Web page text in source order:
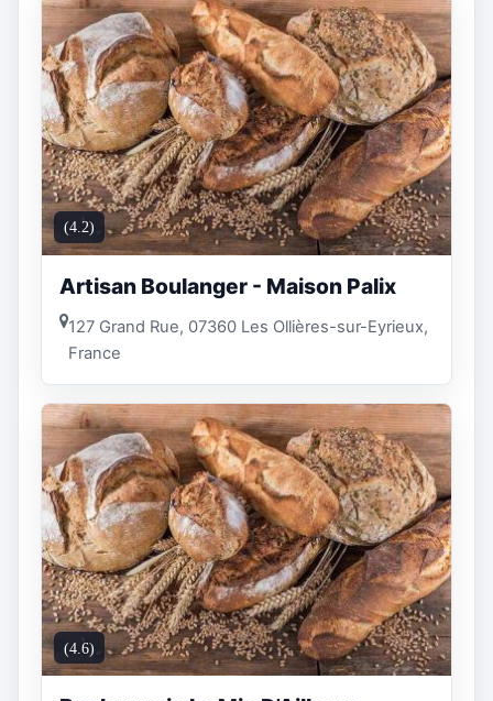
(4.2)
Artisan Boulanger - Maison Palix
127 Grand Rue, 07360 Les Ollières-sur-Eyrieux,
France
(4.6)